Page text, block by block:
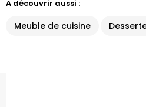
À découvrir aussi :
Meuble de cuisine